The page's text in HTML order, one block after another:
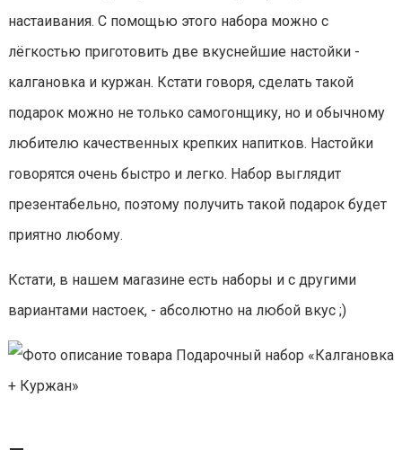
настаивания. С помощью этого набора можно с
лёгкостью приготовить две вкуснейшие настойки -
калгановка и куржан. Кстати говоря, сделать такой
подарок можно не только самогонщику, но и обычному
любителю качественных крепких напитков. Настойки
говорятся очень быстро и легко. Набор выглядит
презентабельно, поэтому получить такой подарок будет
приятно любому.
Кстати, в нашем магазине есть наборы и с другими
вариантами настоек, - абсолютно на любой вкус ;)